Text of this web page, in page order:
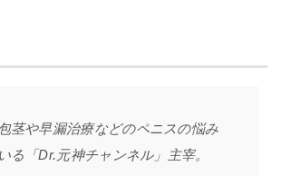
茎や早漏治療などのペニスの悩み
る「Dr.元神チャンネル」主宰。